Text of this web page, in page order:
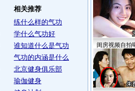
相关推荐
练什么样的气功
学什么气功好
谁知道什么是气功
气功的内涵是什么
北京健身俱乐部
瑜伽健身
闺房视频自拍